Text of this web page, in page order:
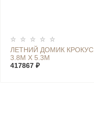
ЛЕТНИЙ ДОМИК КРОКУС
3.8М Х 5.3М
417867 ₽